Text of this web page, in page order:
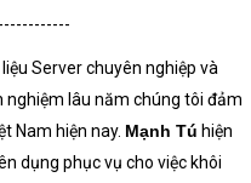
Serverchuyên nghiệp và
nghiệm lâu năm chúng tôi đảm
Nam hiện nay. Mạnh Tú hiện
dụng phục vụ cho việc khôi